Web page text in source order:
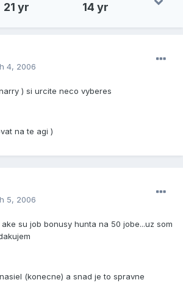
21 yr 14 yr
4, 2006
) si urcite neco vyberes
na te agi )
5, 2006
su job bonusy hunta na 50 jobe...uz som
(konecne) a snad je to spravne